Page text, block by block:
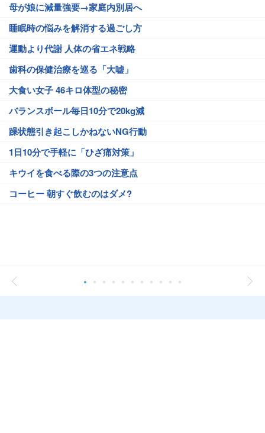
母が娘に減量強要→家庭内別居へ
睡眠時の悩みを解消する過ごし方
運動より代謝 人体の省エネ戦略
歯科の保健治療を巡る「大嘘」
大食い女子 46キロ体型の秘密
バランスボール毎日10分で20kg減
躁状態引き起こしかねないNG行動
1日10分で手軽に「ひざ痛対策」
キウイを食べる際の3つの注意点
コーヒー 朝すぐ飲むのはダメ?